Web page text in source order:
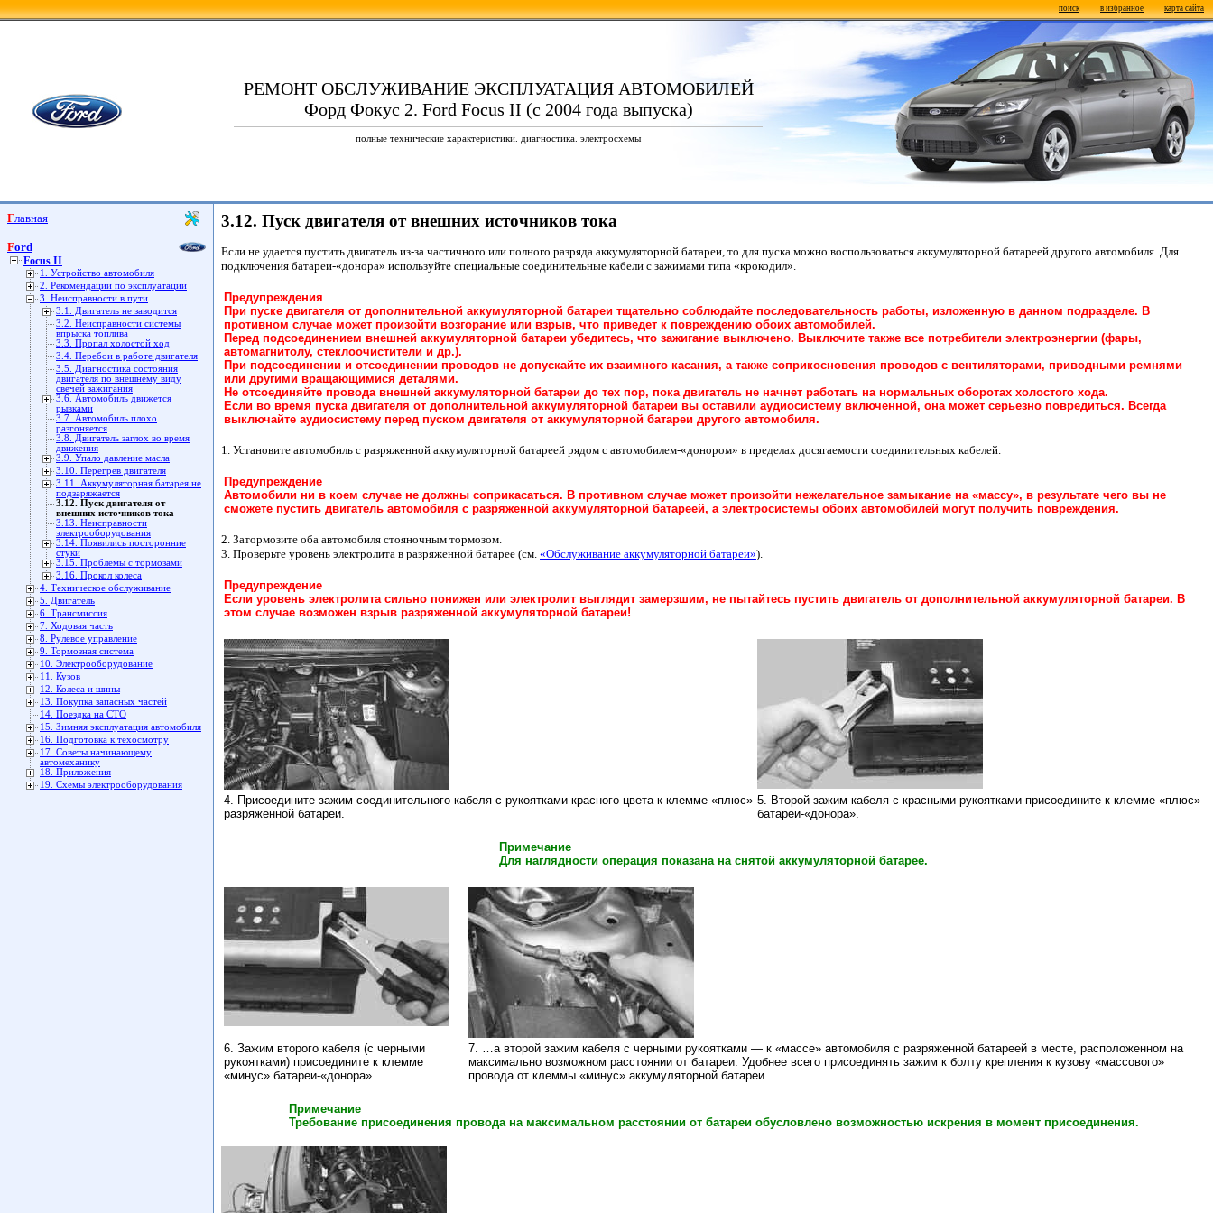
поиск в избранное карта сайта
РЕМОНТ ОБСЛУЖИВАНИЕ ЭКСПЛУАТАЦИЯ АВТОМОБИЛЕЙ
Форд Фокус 2. Ford Focus II (с 2004 года выпуска)
полные технические характеристики. диагностика. электросхемы
Главная
Ford
Focus II
1. Устройство автомобиля
2. Рекомендации по эксплуатации
3. Неисправности в пути
3.1. Двигатель не заводится
3.2. Неисправности системы
впрыска топлива
3.3. Пропал холостой ход
3.4. Перебои в работе двигателя
3.5. Диагностика состояния
двигателя по внешнему виду
свечей зажигания
3.6. Автомобиль движется
рывками
3.7. Автомобиль плохо
разгоняется
3.8. Двигатель заглох во время
движения
3.9. Упало давление масла
3.10. Перегрев двигателя
3.11. Аккумуляторная батарея не
подзаряжается
3.12. Пуск двигателя от
внешних источников тока
3.13. Неисправности
электрооборудования
3.14. Появились посторонние
стуки
3.15. Проблемы с тормозами
3.16. Прокол колеса
4. Техническое обслуживание
5. Двигатель
6. Трансмиссия
7. Ходовая часть
8. Рулевое управление
9. Тормозная система
10. Электрооборудование
11. Кузов
12. Колеса и шины
13. Покупка запасных частей
14. Поездка на СТО
15. Зимняя эксплуатация автомобиля
16. Подготовка к техосмотру
17. Советы начинающему
автомеханику
18. Приложения
19. Схемы электрооборудования
3.12. Пуск двигателя от внешних источников тока
Если не удается пустить двигатель из-за частичного или полного разряда аккумуляторной батареи, то для пуска можно воспользоваться аккумуляторной батареей другого автомобиля. Для
подключения батареи-«донора» используйте специальные соединительные кабели с зажимами типа «крокодил».
Предупреждения
При пуске двигателя от дополнительной аккумуляторной батареи тщательно соблюдайте последовательность работы, изложенную в данном подразделе. В
противном случае может произойти возгорание или взрыв, что приведет к повреждению обоих автомобилей.
Перед подсоединением внешней аккумуляторной батареи убедитесь, что зажигание выключено. Выключите также все потребители электроэнергии (фары,
автомагнитолу, стеклоочистители и др.).
При подсоединении и отсоединении проводов не допускайте их взаимного касания, а также соприкосновения проводов с вентиляторами, приводными ремнями
или другими вращающимися деталями.
Не отсоединяйте провода внешней аккумуляторной батареи до тех пор, пока двигатель не начнет работать на нормальных оборотах холостого хода.
Если во время пуска двигателя от дополнительной аккумуляторной батареи вы оставили аудиосистему включенной, она может серьезно повредиться. Всегда
выключайте аудиосистему перед пуском двигателя от аккумуляторной батареи другого автомобиля.
1. Установите автомобиль с разряженной аккумуляторной батареей рядом с автомобилем-«донором» в пределах досягаемости соединительных кабелей.
Предупреждение
Автомобили ни в коем случае не должны соприкасаться. В противном случае может произойти нежелательное замыкание на «массу», в результате чего вы не
сможете пустить двигатель автомобиля с разряженной аккумуляторной батареей, а электросистемы обоих автомобилей могут получить повреждения.
2. Затормозите оба автомобиля стояночным тормозом.
3. Проверьте уровень электролита в разряженной батарее (см. «Обслуживание аккумуляторной батареи»).
Предупреждение
Если уровень электролита сильно понижен или электролит выглядит замерзшим, не пытайтесь пустить двигатель от дополнительной аккумуляторной батареи. В
этом случае возможен взрыв разряженной аккумуляторной батареи!
4. Присоедините зажим соединительного кабеля с рукоятками красного цвета к клемме «плюс»
разряженной батареи.
5. Второй зажим кабеля с красными рукоятками присоедините к клемме «плюс»
батареи-«донора».
Примечание
Для наглядности операция показана на снятой аккумуляторной батарее.
6. Зажим второго кабеля (с черными
рукоятками) присоедините к клемме
«минус» батареи-«донора»…
7. …а второй зажим кабеля с черными рукоятками — к «массе» автомобиля с разряженной батареей в месте, расположенном на
максимально возможном расстоянии от батареи. Удобнее всего присоединять зажим к болту крепления к кузову «массового»
провода от клеммы «минус» аккумуляторной батареи.
Примечание
Требование присоединения провода на максимальном расстоянии от батареи обусловлено возможностью искрения в момент присоединения.